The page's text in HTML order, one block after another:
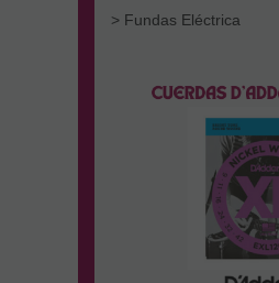
> Fundas Eléctrica